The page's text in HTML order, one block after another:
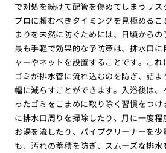
で対処を続けて配管を傷めてしまうリス
プロに頼むべきタイミングを見極める
まりを未然に防ぐためには、日頃からの
最も手軽で効果的な予防策は、排水口
ャーやネットを設置することです。こ
ゴミが排水管に流れ込むのを防ぎ、詰
幅に減らすことができます。入浴後は
ったゴミをこまめに取り除く習慣をつ
に排水口周りを掃除したり、月に一度
お湯を流したり、パイプクリーナーを少
も、汚れの蓄積を防ぎ、スムーズな排